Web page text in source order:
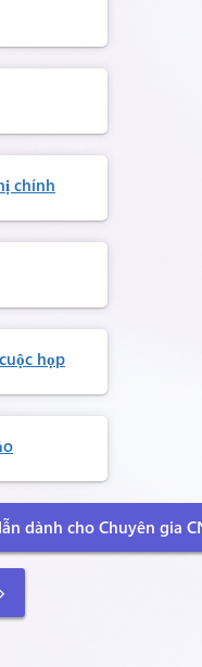
chính
họp
dành cho Chuyên gia